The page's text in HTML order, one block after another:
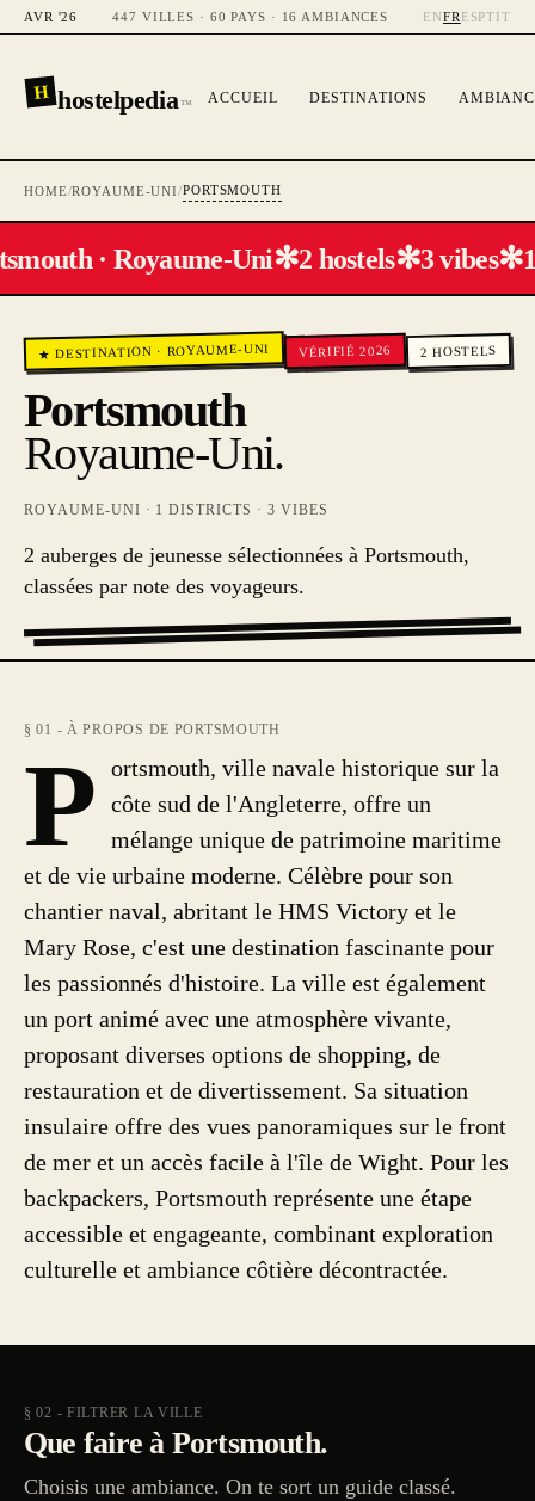
AVR '26 447 VILLES · 60 PAYS · 16 AMBIANCES ENFR ESPTIT
H hostelpedia™ ACCUEIL DESTINATIONS
HOME/ROYAUME-UNI/PORTSMOUTH
· Royaume-Uni✻2 hostels✻3 vibes✻
★ DESTINATION · ROYAUME-UNI VÉRIFIÉ 2026 2 HOSTELS
Portsmouth
Royaume-Uni.
ROYAUME-UNI · 1 DISTRICTS · 3 VIBES
2 auberges de jeunesse sélectionnées à Portsmouth,
classées par note des voyageurs.
§ 01 - À PROPOS DE PORTSMOUTH
P
ortsmouth, ville navale historique sur la
côte sud de l'Angleterre, offre un
mélange unique de patrimoine maritime
et de vie urbaine moderne. Célèbre pour son
chantier naval, abritant le HMS Victory et le
Mary Rose, c'est une destination fascinante pour
les passionnés d'histoire. La ville est également
un port animé avec une atmosphère vivante,
proposant diverses options de shopping, de
restauration et de divertissement. Sa situation
insulaire offre des vues panoramiques sur le front
de mer et un accès facile à l'île de Wight. Pour les
backpackers, Portsmouth représente une étape
accessible et engageante, combinant exploration
culturelle et ambiance côtière décontractée.
§ 02 - FILTRER LA VILLE
Que faire à Portsmouth.
Choisis une ambiance. On te sort un guide classé.